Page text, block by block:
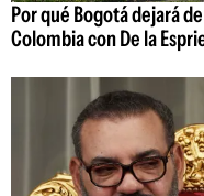
Por qué Bogotá dejará
Colombia con De la